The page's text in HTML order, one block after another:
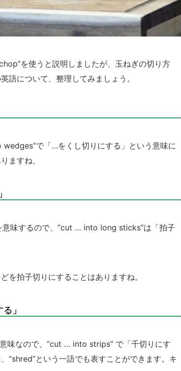
を使うと説明しましたが、玉ねぎの切り方
語について、整理してみましょう。
で「…をくし切りにする」という意味に
ますね、
味するので、”cut … into long sticks”は「拍子
を拍子切りにすることはありますね。
」
味なので、”cut … into strips” で「千切りにす
”shred”という一語でも表すことができます。キ